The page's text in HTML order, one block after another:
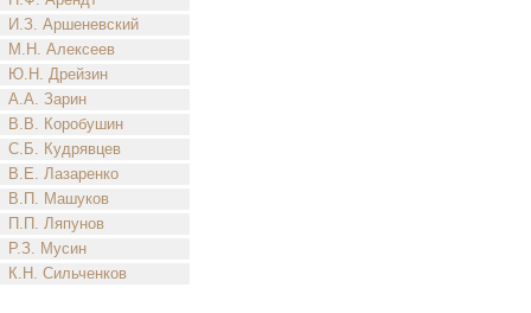
И.З. Аршеневский
М.Н. Алексеев
Ю.Н. Дрейзин
А.А. Зарин
В.В. Коробушин
С.Б. Кудрявцев
В.Е. Лазаренко
В.П. Машуков
П.П. Ляпунов
Р.З. Мусин
К.Н. Сильченков